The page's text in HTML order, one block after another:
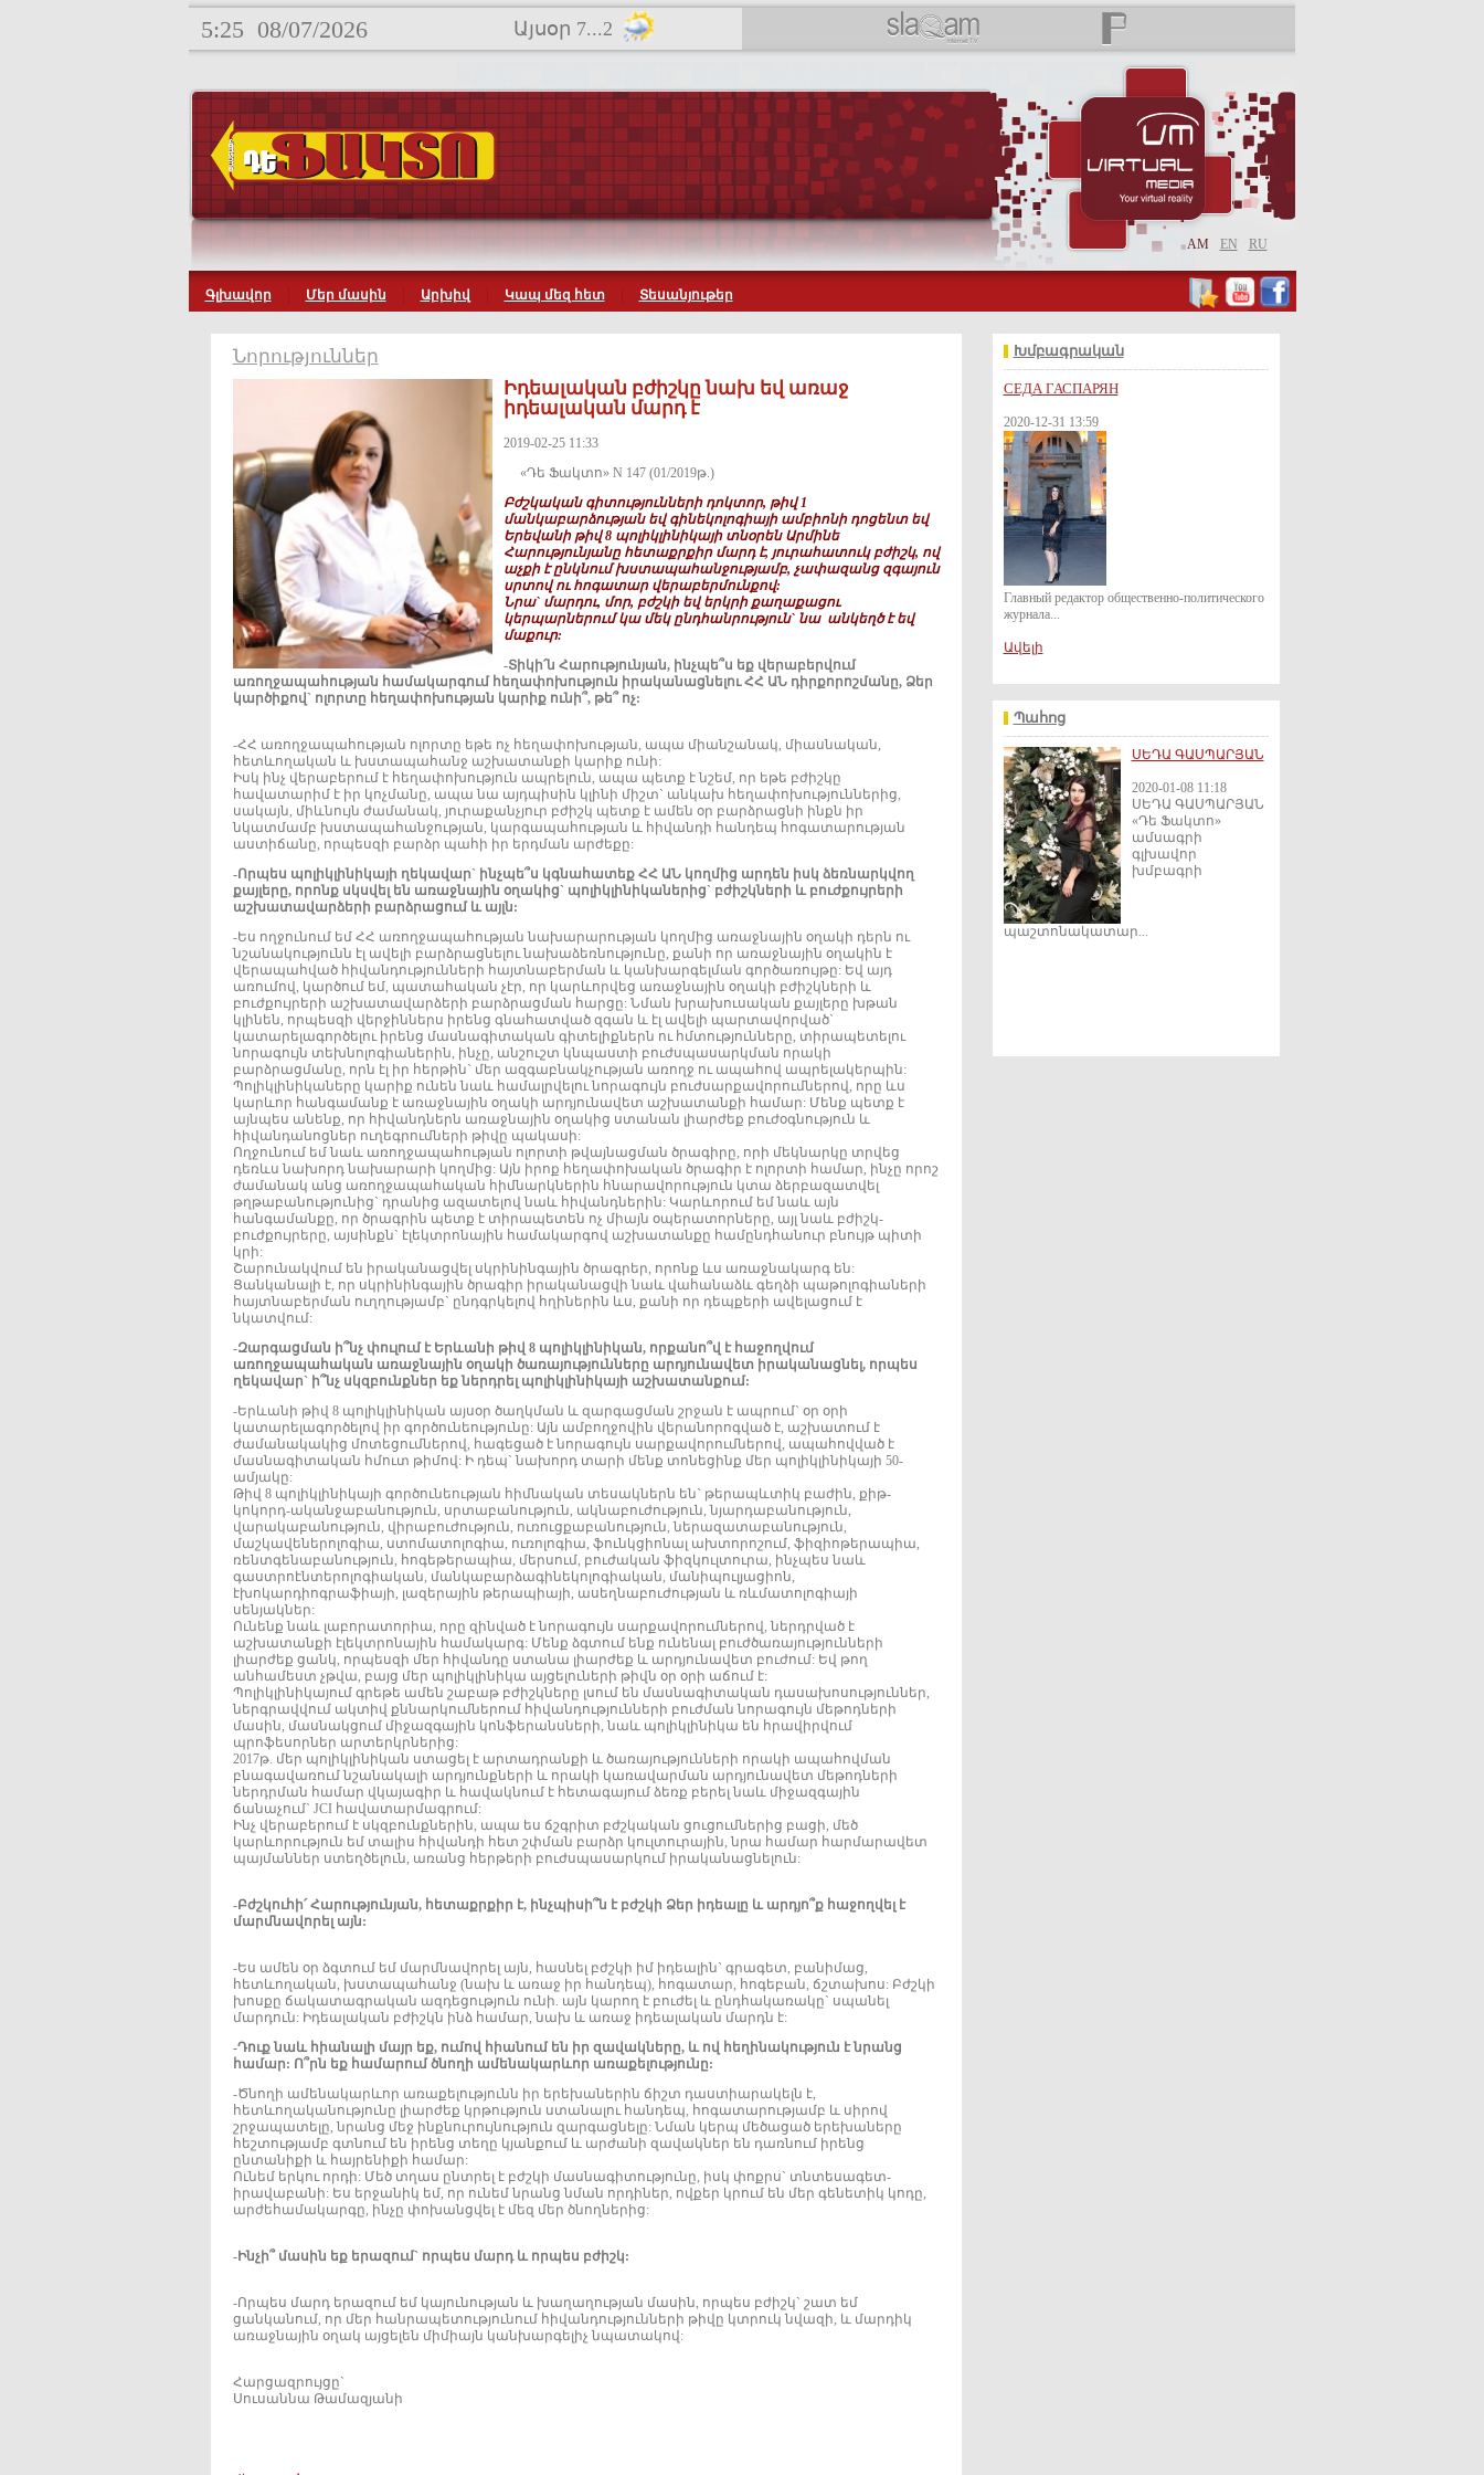
5:25 08/07/2026 Այսօր 7...2
AM EN RU
Գլխավոր Մեր մասին Արխիվ Կապ մեզ հետ Տեսանյութեր
Նորություններ
Իդեալական բժիշկը նախ եվ առաջ
իդեալական մարդ է
2019-02-25 11:33
«Դե Ֆակտո» N 147 (01/2019թ.)
Բժշկական գիտությունների դոկտոր, թիվ 1
մանկաբարձության եվ գինեկոլոգիայի ամբիոնի դոցենտ եվ
Երեվանի թիվ 8 պոլիկլինիկայի տնօրեն Արմինե
Հարությունյանը հետաքրքիր մարդ է, յուրահատուկ բժիշկ, ով
աչքի է ընկնում խստապահանջությամբ, չափազանց զգայուն
սրտով ու հոգատար վերաբերմունքով:
Նրա` մարդու, մոր, բժշկի եվ երկրի քաղաքացու
կերպարներում կա մեկ ընդհանրություն` նա անկեղծ է եվ
մաքուր:
-Տիկի՛ն Հարությունյան, ինչպե՞ս եք վերաբերվում
առողջապահության համակարգում հեղափոխություն իրականացնելու ՀՀ ԱՆ դիրքորոշմանը, Ձեր
կարծիքով` ոլորտը հեղափոխության կարիք ունի՞, թե՞ ոչ:
-ՀՀ առողջապահության ոլորտը եթե ոչ հեղափոխության, ապա միանշանակ, միասնական,
հետևողական և խստապահանջ աշխատանքի կարիք ունի:
Իսկ ինչ վերաբերում է հեղափոխություն ապրելուն, ապա պետք է նշեմ, որ եթե բժիշկը
հավատարիմ է իր կոչմանը, ապա նա այդպիսին կլինի միշտ` անկախ հեղափոխություններից,
սակայն, միևնույն ժամանակ, յուրաքանչյուր բժիշկ պետք է ամեն օր բարձրացնի ինքն իր
նկատմամբ խստապահանջության, կարգապահության և հիվանդի հանդեպ հոգատարության
աստիճանը, որպեսզի բարձր պահի իր երդման արժեքը:
-Որպես պոլիկլինիկայի ղեկավար` ինչպե՞ս կգնահատեք ՀՀ ԱՆ կողմից արդեն իսկ ձեռնարկվող
քայլերը, որոնք սկսվել են առաջնային օղակից` պոլիկլինիկաներից` բժիշկների և բուժքույրերի
աշխատավարձերի բարձրացում և այլն:
-Ես ողջունում եմ ՀՀ առողջապահության նախարարության կողմից առաջնային օղակի դերն ու
նշանակությունն էլ ավելի բարձրացնելու նախաձեռնությունը, քանի որ առաջնային օղակին է
վերապահված հիվանդությունների հայտնաբերման և կանխարգելման գործառույթը: Եվ այդ
առումով, կարծում եմ, պատահական չէր, որ կարևորվեց առաջնային օղակի բժիշկների և
բուժքույրերի աշխատավարձերի բարձրացման հարցը: Նման խրախուսական քայլերը խթան
կլինեն, որպեսզի վերջիններս իրենց գնահատված զգան և էլ ավելի պարտավորված`
կատարելագործելու իրենց մասնագիտական գիտելիքներն ու հմտությունները, տիրապետելու
նորագույն տեխնոլոգիաներին, ինչը, անշուշտ կնպաստի բուժսպասարկման որակի
բարձրացմանը, որն էլ իր հերթին` մեր ազգաբնակչության առողջ ու ապահով ապրելակերպին:
Պոլիկլինիկաները կարիք ունեն նաև համալրվելու նորագույն բուժսարքավորումներով, որը ևս
կարևոր հանգամանք է առաջնային օղակի արդյունավետ աշխատանքի համար: Մենք պետք է
այնպես անենք, որ հիվանդներն առաջնային օղակից ստանան լիարժեք բուժօգնություն և
հիվանդանոցներ ուղեգրումների թիվը պակասի:
Ողջունում եմ նաև առողջապահության ոլորտի թվայնացման ծրագիրը, որի մեկնարկը տրվեց
դեռևս նախորդ նախարարի կողմից: Այն իրոք հեղափոխական ծրագիր է ոլորտի համար, ինչը որոշ
ժամանակ անց առողջապահական հիմնարկներին հնարավորություն կտա ձերբազատվել
թղթաբանությունից` դրանից ազատելով նաև հիվանդներին: Կարևորում եմ նաև այն
հանգամանքը, որ ծրագրին պետք է տիրապետեն ոչ միայն օպերատորները, այլ նաև բժիշկ-
բուժքույրերը, այսինքն` էլեկտրոնային համակարգով աշխատանքը համընդհանուր բնույթ պիտի
կրի:
Շարունակվում են իրականացվել սկրինինգային ծրագրեր, որոնք ևս առաջնակարգ են:
Ցանկանալի է, որ սկրինինգային ծրագիր իրականացվի նաև վահանաձև գեղձի պաթոլոգիաների
հայտնաբերման ուղղությամբ` ընդգրկելով հղիներին ևս, քանի որ դեպքերի ավելացում է
նկատվում:
-Զարգացման ի՞նչ փուլում է Երևանի թիվ 8 պոլիկլինիկան, որքանո՞վ է հաջողվում
առողջապահական առաջնային օղակի ծառայությունները արդյունավետ իրականացնել, որպես
ղեկավար` ի՞նչ սկզբունքներ եք ներդրել պոլիկլինիկայի աշխատանքում:
-Երևանի թիվ 8 պոլիկլինիկան այսօր ծաղկման և զարգացման շրջան է ապրում` օր օրի
կատարելագործելով իր գործունեությունը: Այն ամբողջովին վերանորոգված է, աշխատում է
ժամանակակից մոտեցումներով, հագեցած է նորագույն սարքավորումներով, ապահովված է
մասնագիտական հմուտ թիմով: Ի դեպ` նախորդ տարի մենք տոնեցինք մեր պոլիկլինիկայի 50-
ամյակը:
Թիվ 8 պոլիկլինիկայի գործունեության հիմնական տեսակներն են` թերապևտիկ բաժին, քիթ-
կոկորդ-ականջաբանություն, սրտաբանություն, ակնաբուժություն, նյարդաբանություն,
վարակաբանություն, վիրաբուժություն, ուռուցքաբանություն, ներազատաբանություն,
մաշկավեներոլոգիա, ստոմատոլոգիա, ուռոլոգիա, ֆունկցիոնալ ախտորոշում, ֆիզիոթերապիա,
ռենտգենաբանություն, հոգեթերապիա, մերսում, բուժական ֆիզկուլտուրա, ինչպես նաև
գաստրոէնտերոլոգիական, մանկաբարձագինեկոլոգիական, մանիպուլյացիոն,
էխոկարդիոգրաֆիայի, լազերային թերապիայի, ասեղնաբուժության և ռևմատոլոգիայի
սենյակներ:
Ունենք նաև լաբորատորիա, որը զինված է նորագույն սարքավորումներով, ներդրված է
աշխատանքի էլեկտրոնային համակարգ: Մենք ձգտում ենք ունենալ բուժծառայությունների
լիարժեք ցանկ, որպեսզի մեր հիվանդը ստանա լիարժեք և արդյունավետ բուժում: Եվ թող
անհամեստ չթվա, բայց մեր պոլիկլինիկա այցելուների թիվն օր օրի աճում է:
Պոլիկլինիկայում գրեթե ամեն շաբաթ բժիշկները լսում են մասնագիտական դասախոսություններ,
ներգրավվում ակտիվ քննարկումներում հիվանդությունների բուժման նորագույն մեթոդների
մասին, մասնակցում միջազգային կոնֆերանսների, նաև պոլիկլինիկա են հրավիրվում
պրոֆեսորներ արտերկրներից:
2017թ. մեր պոլիկլինիկան ստացել է արտադրանքի և ծառայությունների որակի ապահովման
բնագավառում նշանակալի արդյունքների և որակի կառավարման արդյունավետ մեթոդների
ներդրման համար վկայագիր և հավակնում է հետագայում ձեռք բերել նաև միջազգային
ճանաչում` JCI հավատարմագրում:
Ինչ վերաբերում է սկզբունքներին, ապա ես ճշգրիտ բժշկական ցուցումներից բացի, մեծ
կարևորություն եմ տալիս հիվանդի հետ շփման բարձր կուլտուրային, նրա համար հարմարավետ
պայմաններ ստեղծելուն, առանց հերթերի բուժսպասարկում իրականացնելուն:
-Բժշկուհի՛ Հարությունյան, հետաքրքիր է, ինչպիսի՞ն է բժշկի Ձեր իդեալը և արդյո՞ք հաջողվել է
մարմնավորել այն:
-Ես ամեն օր ձգտում եմ մարմնավորել այն, հասնել բժշկի իմ իդեալին` գրագետ, բանիմաց,
հետևողական, խստապահանջ (նախ և առաջ իր հանդեպ), հոգատար, հոգեբան, ճշտախոս: Բժշկի
խոսքը ճակատագրական ազդեցություն ունի. այն կարող է բուժել և ընդհակառակը` սպանել
մարդուն: Իդեալական բժիշկն ինձ համար, նախ և առաջ իդեալական մարդն է:
-Դուք նաև հիանալի մայր եք, ումով հիանում են իր զավակները, և ով հեղինակություն է նրանց
համար: Ո՞րն եք համարում ծնողի ամենակարևոր առաքելությունը:
-Ծնողի ամենակարևոր առաքելությունն իր երեխաներին ճիշտ դաստիարակելն է,
հետևողականությունը լիարժեք կրթություն ստանալու հանդեպ, հոգատարությամբ և սիրով
շրջապատելը, նրանց մեջ ինքնուրույնություն զարգացնելը: Նման կերպ մեծացած երեխաները
հեշտությամբ գտնում են իրենց տեղը կյանքում և արժանի զավակներ են դառնում իրենց
ընտանիքի և հայրենիքի համար:
Ունեմ երկու որդի: Մեծ տղաս ընտրել է բժշկի մասնագիտությունը, իսկ փոքրս` տնտեսագետ-
իրավաբանի: Ես երջանիկ եմ, որ ունեմ նրանց նման որդիներ, ովքեր կրում են մեր գենետիկ կոդը,
արժեհամակարգը, ինչը փոխանցվել է մեզ մեր ծնողներից:
-Ինչի՞ մասին եք երազում` որպես մարդ և որպես բժիշկ:
-Որպես մարդ երազում եմ կայունության և խաղաղության մասին, որպես բժիշկ` շատ եմ
ցանկանում, որ մեր հանրապետությունում հիվանդությունների թիվը կտրուկ նվազի, և մարդիկ
առաջնային օղակ այցելեն միմիայն կանխարգելիչ նպատակով:
Հարցազրույցը`
Սուսաննա Թամազյանի
Խմբագրական
СЕДА ГАСПАРЯН
2020-12-31 13:59
Главный редактор общественно-политического
журнала...
Ավելի
Պահոց
ՍԵԴԱ ԳԱՍՊԱՐՅԱՆ
2020-01-08 11:18
ՍԵԴԱ ԳԱՍՊԱՐՅԱՆ
«Դե Ֆակտո»
ամսագրի
գլխավոր
խմբագրի
պաշտոնակատար...